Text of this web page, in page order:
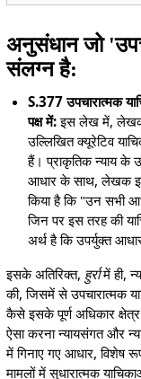
अनुसंधान जो
संलग्न है:
S.377 उपचारात्मक
पक्ष में:इस लेख में, लेखक
उल्लिखित क्यूरेटिव
हैं। प्राकृतिक न्याय के
आधार के साथ, लेखक इस
किया है कि "उन सभी
जिन पर इस तरह की
अर्थ है कि उपर्युक्त
इसके अतिरिक्त, हुर्रामें ही,
की, जिसमें से उपचारात्मक
कैसे इसके पूर्ण अधिकार
ऐसा करना न्यायसंगत और
में गिनाए गए आधार, विशेष
मामलों में सुधारात्मक